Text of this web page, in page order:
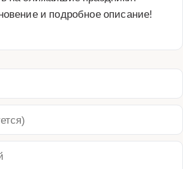
и подробное описание!